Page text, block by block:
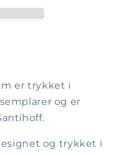
er trykket i
og er
og trykket i